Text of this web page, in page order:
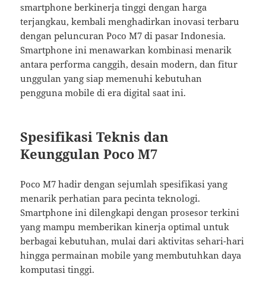
smartphone berkinerja tinggi dengan harga
terjangkau, kembali menghadirkan inovasi terbaru
dengan peluncuran Poco M7 di pasar Indonesia.
Smartphone ini menawarkan kombinasi menarik
antara performa canggih, desain modern, dan fitur
unggulan yang siap memenuhi kebutuhan
pengguna mobile di era digital saat ini.
Spesifikasi Teknis dan
Keunggulan Poco M7
Poco M7 hadir dengan sejumlah spesifikasi yang
menarik perhatian para pecinta teknologi.
Smartphone ini dilengkapi dengan prosesor terkini
yang mampu memberikan kinerja optimal untuk
berbagai kebutuhan, mulai dari aktivitas sehari-hari
hingga permainan mobile yang membutuhkan daya
komputasi tinggi.